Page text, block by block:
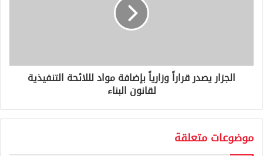
الجزار يصدر قراراً وزارياً بإضافة مواد لللائحة التنفيذية
لقانون البناء
موضوعات متعلقة